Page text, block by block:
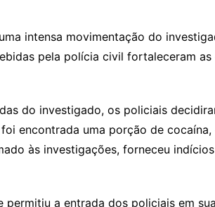
intensa movimentação do
pela polícia civil fortaleceram
do investigado, os policiais
encontrada uma porção de
às investigações, forneceu
permitiu a entrada dos policiais em